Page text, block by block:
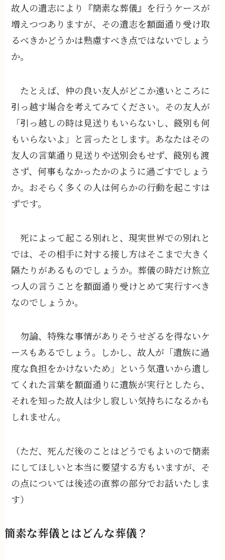
故人の遺志により『簡素な葬儀』を行うケースが
増えつつありますが、その遺志を額面通り受け取
るべきかどうかは熟慮すべき点ではないでしょう
か。
たとえば、仲の良い友人がどこか遠いところに
引っ越す場合を考えてみてください。その友人が
「引っ越しの時は見送りもいらないし、餞別も何
もいらないよ」と言ったとします。あなたはその
友人の言葉通り見送りや送別会もせず、餞別も渡
さず、何事もなかったかのように過ごすでしょう
か。おそらく多くの人は何らかの行動を起こすは
ずです。
死によって起こる別れと、現実世界での別れと
では、その相手に対する接し方はそこまで大きく
隔たりがあるものでしょうか。葬儀の時だけ旅立
つ人の言うことを額面通り受けとめて実行すべき
なのでしょうか。
勿論、特殊な事情がありそうせざるを得ないケ
ースもあるでしょう。しかし、故人が「遺族に過
度な負担をかけないため」という気遣いから遺し
てくれた言葉を額面通りに遺族が実行としたら、
それを知った故人は少し寂しい気持ちになるかも
しれません。
（ただ、死んだ後のことはどうでもよいので簡素
にしてほしいと本当に要望する方もいますが、そ
の点については後述の直葬の部分でお話いたしま
す）
簡素な葬儀とはどんな葬儀？